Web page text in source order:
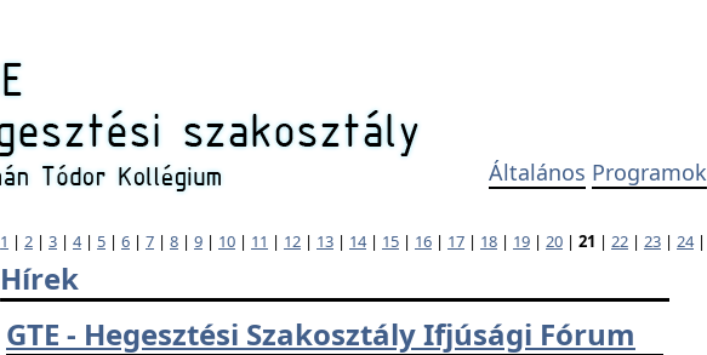
Általános Programok
1 | 2 | 3 | 4| 5 | 6 | 7 | 8 | 9 | 10 | 11 | 12 | 13 | 14| 15 | 16 | 17 | 18 | 19 | 20 | 21 | 22 | 23 | 24|
Hírek
GTE - Hegesztési Szakosztály Ifjúsági Fórum